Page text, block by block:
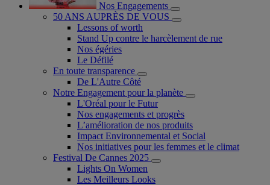
Nos Engagements
50 ANS AUPRÈS DE VOUS
Lessons of worth
Stand Up contre le harcèlement de rue
Nos égéries
Le Défilé
En toute transparence
De L'Autre Côté
Notre Engagement pour la planète
L'Oréal pour le Futur
Nos engagements et progrès
L’amélioration de nos produits
Impact Environnemental et Social
Nos initiatives pour les femmes et le climat
Festival De Cannes 2025
Lights On Women
Les Meilleurs Looks